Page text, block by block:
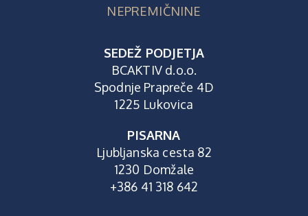
NEPREMIČNINE
SEDEŽ PODJETJA
BCAKTIV d.o.o.
Spodnje Prapreče 4D
1225 Lukovica
PISARNA
Ljubljanska cesta 82
1230 Domžale
+386 41 318 642